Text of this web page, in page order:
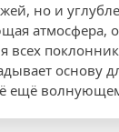
но и
ещё